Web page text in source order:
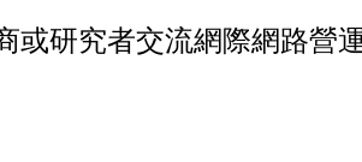
或研究者交流網際網路營